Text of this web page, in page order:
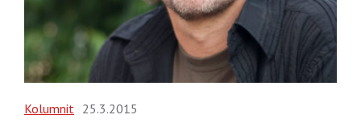
Kolumnit 25.3.2015